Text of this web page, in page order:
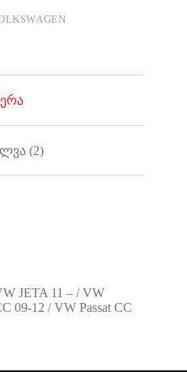
(2)
JETA 11 – / VW
09-12 / VW Passat CC